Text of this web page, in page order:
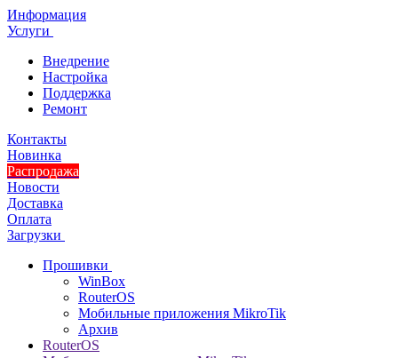
Информация
Услуги
Внедрение
Настройка
Поддержка
Ремонт
Контакты
Новинка
Распродажа
Новости
Доставка
Оплата
Загрузки
Прошивки
WinBox
RouterOS
Мобильные приложения MikroTik
Архив
RouterOS